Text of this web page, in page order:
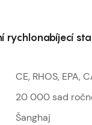
rychlonabíjecí
CE, RHOS, EPA,
20 000 sad
Šanghaj